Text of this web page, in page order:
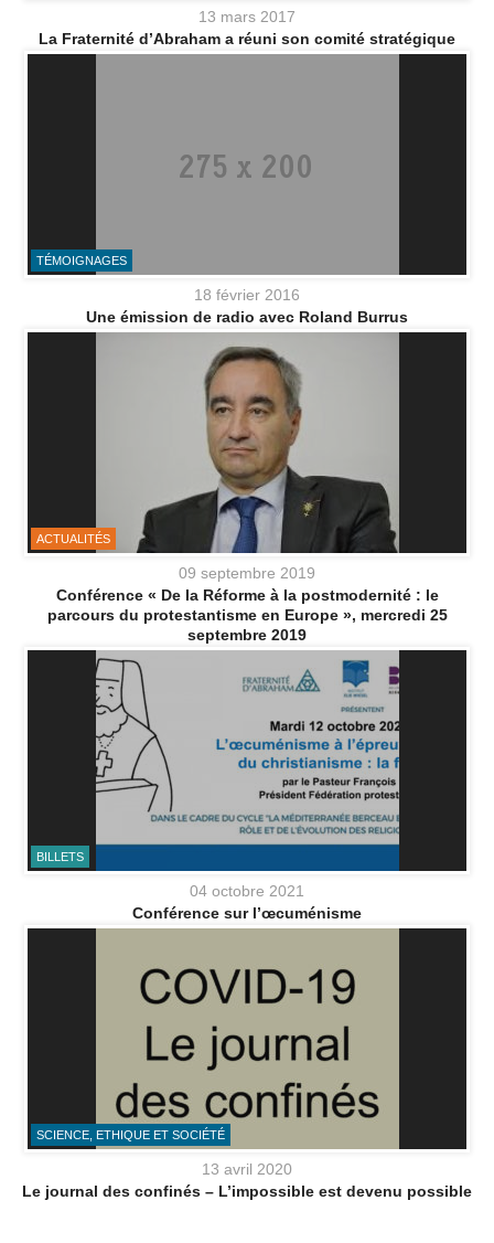
13 mars 2017
La Fraternité d’Abraham a réuni son comité stratégique
TÉMOIGNAGES
18 février 2016
Une émission de radio avec Roland Burrus
ACTUALITÉS
09 septembre 2019
Conférence « De la Réforme à la postmodernité : le
parcours du protestantisme en Europe », mercredi 25
septembre 2019
BILLETS
04 octobre 2021
Conférence sur l’œcuménisme
SCIENCE, ETHIQUE ET SOCIÉTÉ
13 avril 2020
Le journal des confinés – L’impossible est devenu possible